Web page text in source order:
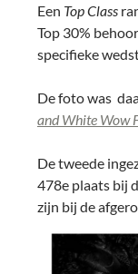
Een Top Class
Top 30%
specifieke
De foto was
and White Wow
De tweede
478e plaats bij
zijn bij de